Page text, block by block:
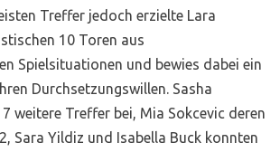
Treffer jedoch erzielte Lara
10 Toren aus
Spielsituationen und bewies dabei ein
Durchsetzungswillen. Sasha
weitere Treffer bei, Mia Sokcevic deren
Sara Yildiz und Isabella Buck konnten